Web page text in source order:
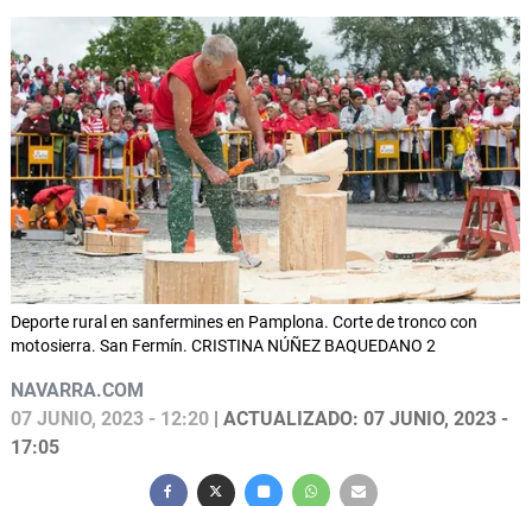
Deporte rural en sanfermines en Pamplona. Corte de tronco con
motosierra. San Fermín. CRISTINA NÚÑEZ BAQUEDANO 2
NAVARRA.COM
07 JUNIO, 2023 - 12:20 | ACTUALIZADO: 07 JUNIO, 2023 -
17:05